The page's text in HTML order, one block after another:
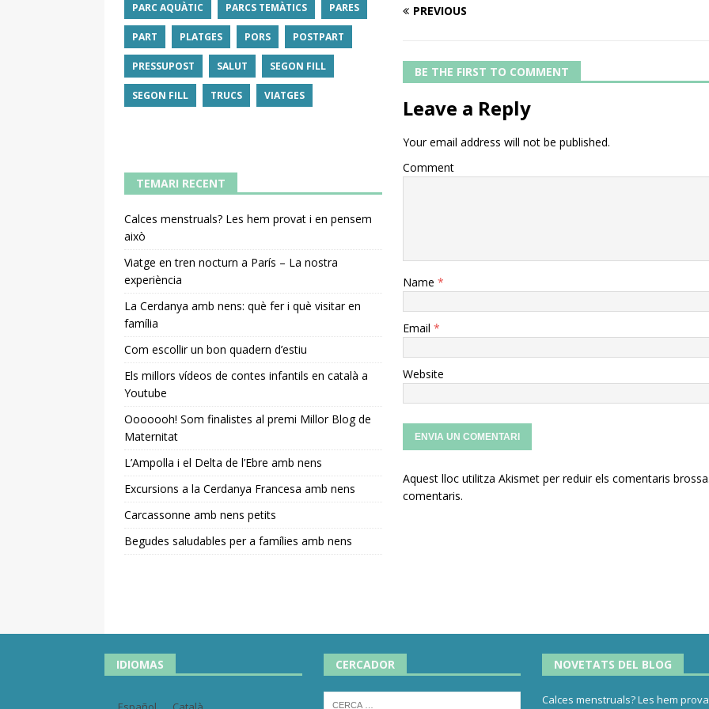
PREVIOUS
BE THE FIRST TO COMMENT
Leave a Reply
Your email address will not be published.
Comment
Name *
Email *
Website
Aquest lloc utilitza Akismet per reduir els comentaris
comentaris.
PARC AQUÀTIC PARCS TEMÀTICS PARES
PART PLATGES PORS POSTPART
PRESSUPOST SALUT SEGON FILL
SEGON FILL TRUCS VIATGES
TEMARI RECENT
Calces menstruals? Les hem provat i en pensem
això
Viatge en tren nocturn a París – La nostra
experiència
La Cerdanya amb nens: què fer i què visitar en
família
Com escollir un bon quadern d’estiu
Els millors vídeos de contes infantils en català a
Youtube
Ooooooh! Som finalistes al premi Millor Blog de
Maternitat
L’Ampolla i el Delta de l’Ebre amb nens
Excursions a la Cerdanya Francesa amb nens
Carcassonne amb nens petits
Begudes saludables per a famílies amb nens
IDIOMAS CERCADOR NOVETATS DEL BLOG
Calces menstruals? Les hem